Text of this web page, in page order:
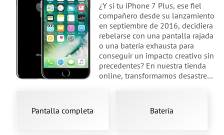
¿Y si tu iPhone 7 Plus, ese fiel
compañero desde su lanzamiento
en septiembre de 2016, decidiera
rebelarse con una pantalla rajada
o una batería exhausta para
conseguir un impacto creativo sin
precedentes? En nuestra tienda
online, transformamos desastres
originales para este móvil
de Apple. Con modelos como
Pantalla completa Batería